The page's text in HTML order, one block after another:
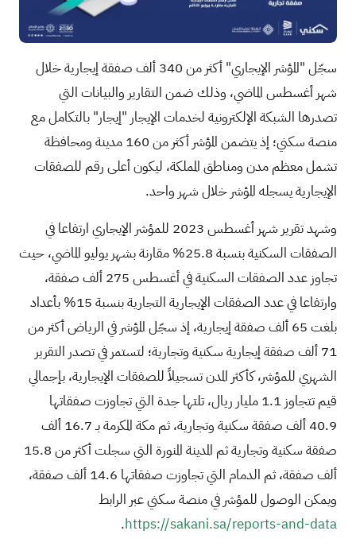
سجّل "المؤشر الإيجاري" أكثر من 340 ألف صفقة إيجارية خلال
شهر أغسطس الماضي، وذلك ضمن التقارير والبيانات التي
تصدرها الشبكة الإلكترونية لخدمات الإيجار "إيجار" بالتكامل مع
منصة سكني؛ إذ يتضمن المؤشر أكثر من 160 مدينة ومحافظة
تشمل معظم مدن ومناطق المملكة، ليكون أعلى رقم للصفقات
الإيجارية يسجله المؤشر خلال شهر واحد.
وشهد تقرير شهر أغسطس 2023 للمؤشر الإيجاري ارتفاعا في
الصفقات السكنية بنسبة 25.8% مقارنة بشهر يوليو الماضي، حيث
تجاوز عدد الصفقات السكنية في أغسطس 275 ألف صفقة،
وارتفاعا في عدد الصفقات الإيجارية التجارية بنسبة 15% بأعداد
بلغت 65 ألف صفقة إيجارية، إذ سجّل المؤشر في الرياض أكثر من
71 ألف صفقة إيجارية سكنية وتجارية؛ لتستمر في تصدر التقرير
الشهري للمؤشر، كأكثر المدن تسجيلاً للصفقات الإيجارية، بإجمالي
قيم تتجاوز 1.1 مليار ريال، تلتها جدة التي تجاوزت صفقاتها
40.9 ألف صفقة سكنية وتجارية، ثم مكة المكرمة بـ 16.7 ألف
صفقة سكنية وتجارية ثم المدينة المنورة التي سجلت أكثر من 15.8
ألف صفقة، ثم الدمام التي تجاوزت صفقاتها 14.6 ألف صفقة،
ويمكن الوصول للمؤشر في منصة سكني عبر الرابط
https://sakani.sa/reports-and-data
.